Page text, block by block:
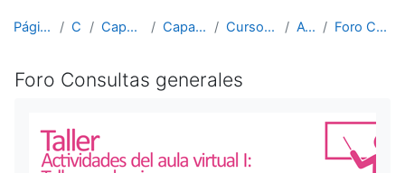
Página Principal Cursos Capacitación ArTEC Capacitaciones 2017 Cursos de verano 2017 AVI 2016_1 Foro Consultas generales
Foro Consultas generales